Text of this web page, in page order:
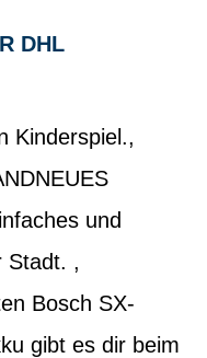
DHL
Kinderspiel.,
und
Stadt. ,
Bosch SX-
gibt es dir beim